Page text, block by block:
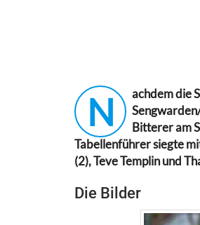
N
achdem die
Bitterer am
Tabellenführer siegte
(2), Teve Templin und
Die Bilder